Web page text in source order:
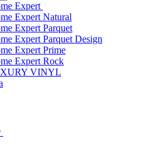
Expert
Expert Natural
Expert Parquet
Expert Parquet Design
Expert Prime
Expert Rock
VINYL